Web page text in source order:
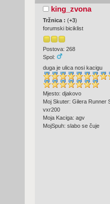
king_zvona
Tržnica : (+3)
forumski biciklist
Postova: 268
Spol:
duga je ulica nosi kacigu
Mjesto: djakovo
Moj Skuter: Gilera Runner
vxr200
Moja Kaciga: agv
MojSpuh: slabo se čuje